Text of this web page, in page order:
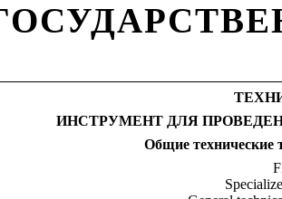
ИНСТРУМЕНТ ДЛЯ
Общие технические